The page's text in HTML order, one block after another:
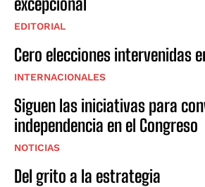
EDITORIAL
Cero elecciones intervenidas
INTERNACIONALES
Siguen las iniciativas para
independencia en el Congreso
NOTICIAS
Del grito a la estrategia